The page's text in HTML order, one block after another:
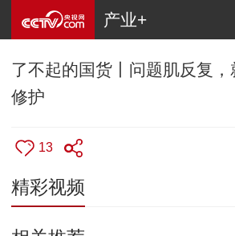
产业+
了不起的国货丨问题肌反复，
修护
13
精彩视频